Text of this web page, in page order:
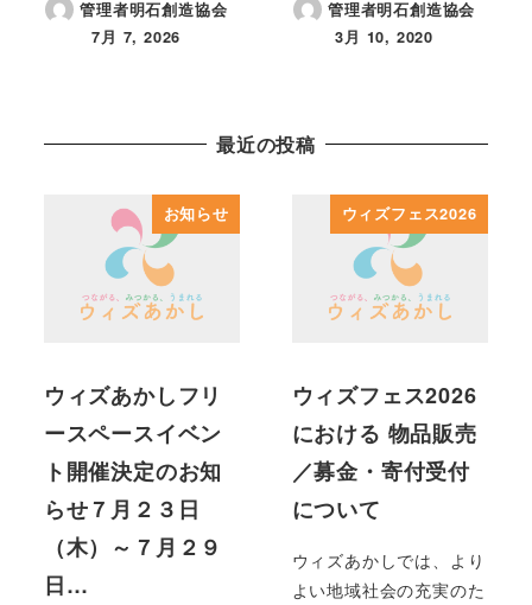
管理者明石創造協会
投稿日
7月 7, 2026
管理者明石創造協会
投稿日
3月 10, 2020
最近の投稿
お知らせ
ウィズあかしフリ
ースペースイベン
ト開催決定のお知
らせ７月２３日
（木）～７月２９
日…
ウィズフェス2026
ウィズフェス2026
における 物品販売
／募金・寄付受付
について
ウィズあかしでは、より
よい地域社会の充実のた